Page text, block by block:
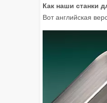
Вот английская